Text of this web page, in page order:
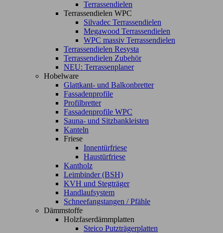
Terrassendielen
Terrassendielen WPC
Silvadec Terrassendielen
Megawood Terrassendielen
WPC massiv Terrassendielen
Terrassendielen Resysta
Terrassendielen Zubehör
NEU: Terrassenplaner
Hobelware
Glattkant- und Balkonbretter
Fassadenprofile
Profilbretter
Fassadenprofile WPC
Sauna- und Sitzbankleisten
Kanteln
Friese
Innentürfriese
Haustürfriese
Kantholz
Leimbinder (BSH)
KVH und Stegträger
Handlaufsystem
Schneefangstangen / Pfähle
Dämmstoffe
Holzfaserdämmplatten
Steico Putzträgerplatten